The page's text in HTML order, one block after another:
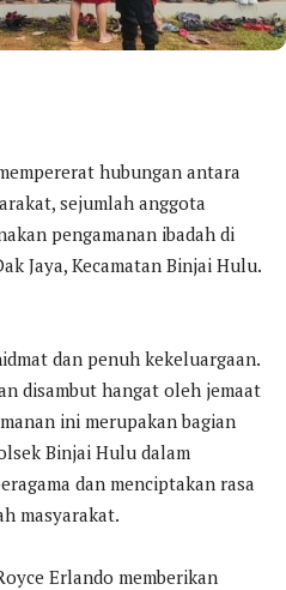
hubungan antara
sejumlah anggota
pengamanan ibadah di
Jaya, Kecamatan Binjai Hulu.
dan penuh kekeluargaan.
disambut hangat oleh jemaat
ini merupakan bagian
Binjai Hulu dalam
dan menciptakan rasa
masyarakat.
Erlando memberikan